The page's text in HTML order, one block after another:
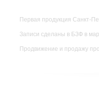
Первая продукция Санкт-
Записи сделаны в БЗФ в
Продвижение и продажу